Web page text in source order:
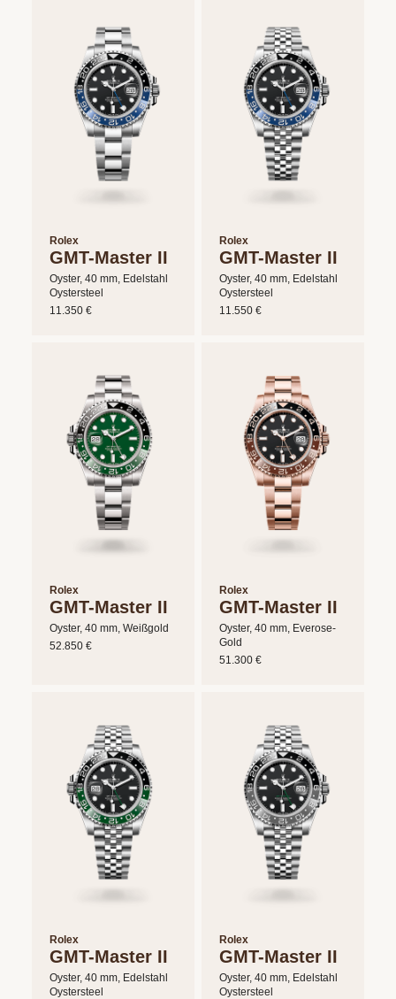
Rolex
GMT-Master II
Oyster, 40 mm, Edelstahl
Oystersteel
11.350 €
Rolex
GMT-Master II
Oyster, 40 mm, Edelstahl
Oystersteel
11.550 €
Rolex
GMT-Master II
Oyster, 40 mm, Weißgold
52.850 €
Rolex
GMT-Master II
Oyster, 40 mm, Everose-
Gold
51.300 €
Rolex
GMT-Master II
Oyster, 40 mm, Edelstahl
Oystersteel
Rolex
GMT-Master II
Oyster, 40 mm, Edelstahl
Oystersteel